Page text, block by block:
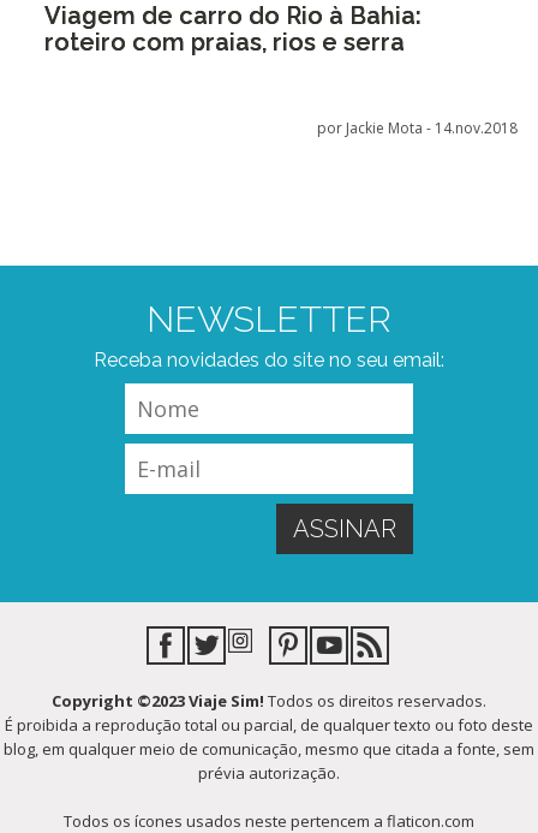
Viagem de carro do Rio à Bahia:
roteiro com praias, rios e serra
por Jackie Mota - 14.nov.2018
NEWSLETTER
Receba novidades do site no seu email:
Copyright ©2023 Viaje Sim! Todos os direitos reservados.
É proibida a reprodução total ou parcial, de qualquer texto ou foto deste
blog, em qualquer meio de comunicação, mesmo que citada a fonte, sem
prévia autorização.
Todos os ícones usados neste pertencem a flaticon.com